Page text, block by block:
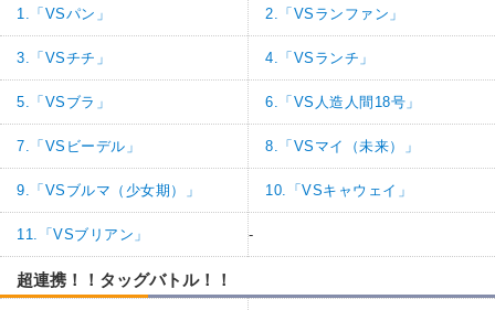
1.「VSパン」 2.「VSランファン」
3.「VSチチ」 4.「VSランチ」
5.「VSブラ」 6.「VS人造人間18号」
7.「VSビーデル」 8.「VSマイ（未来）」
9.「VSブルマ（少女期）」 10.「VSキャウェイ」
11.「VSブリアン」 -
超連携！！タッグバトル！！